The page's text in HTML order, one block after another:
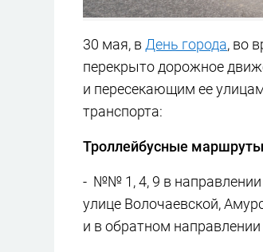
30 мая, в День города, во
перекрыто дорожное
и пересекающим ее
транспорта:
Троллейбусные
- №№ 1, 4, 9 в направлении
улице Волочаевской,
и в обратном